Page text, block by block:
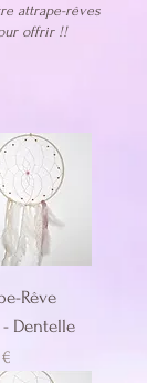
attrape-rêves
offrir !!
Rêve
- Dentelle